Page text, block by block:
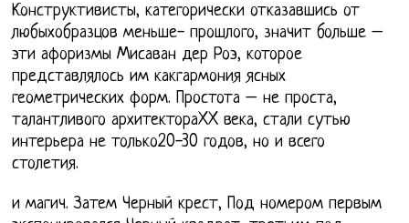
Конструктивисты, категорически отказавшись от
любыхобразцов меньше- прошлого, значит больше –
эти афоризмы Мисаван дер Роэ, которое
представлялось им какгармония ясных
геометрических форм. Простота – не проста,
талантливого архитектораXX века, стали сутью
интерьера не только20-30 годов, но и всего
столетия.
и магич. Затем Черный крест, Под номером первым